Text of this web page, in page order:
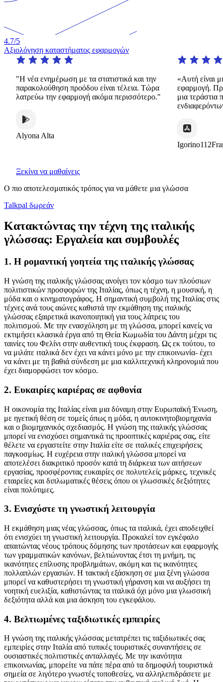
4.7/5
Αξιολόγηση καταστήματος εφαρμογών
"Η νέα ενημέρωση με τα στατιστικά και την
παρακολούθηση προόδου είναι τέλεια. Τώρα
λατρεύω την εφαρμογή ακόμα περισσότερο."
Alyona Alta
«Αυτή είναι μια
εφαρμογή.
μια τεράστια
ενδιαφερόντων
Igorino112France
Ξεκίνα να μαθαίνεις
Ο πιο αποτελεσματικός τρόπος για να μάθετε μια γλώσσα
Talkpal δωρεάν
Κατακτώντας την τέχνη της ιταλικής
γλώσσας: Εργαλεία και συμβουλές
1. Η ρομαντική γοητεία της ιταλικής γλώσσας
Η γνώση της ιταλικής γλώσσας ανοίγει τον κόσμο των πλούσιων
πολιτιστικών προσφορών της Ιταλίας, όπως η τέχνη, η μουσική, η
μόδα και ο κινηματογράφος. Η σημαντική συμβολή της Ιταλίας στις
τέχνες ανά τους αιώνες καθιστά την εκμάθηση της ιταλικής
γλώσσας εξαιρετικά ικανοποιητική για τους λάτρεις του
πολιτισμού. Με την ενασχόληση με τη γλώσσα, μπορεί κανείς να
εκτιμήσει κλασικά έργα από τη Θεία Κωμωδία του Δάντη μέχρι τις
ταινίες του Φελίνι στην αυθεντική τους έκφραση. Ως εκ τούτου, το
να μιλάτε ιταλικά δεν έχει να κάνει μόνο με την επικοινωνία- έχει
να κάνει με τη βαθιά σύνδεση με μια καλλιτεχνική κληρονομιά που
έχει διαμορφώσει τον κόσμο.
2. Ευκαιρίες καριέρας σε αφθονία
Η οικονομία της Ιταλίας είναι μια δύναμη στην Ευρωπαϊκή Ένωση,
με ηγετική θέση σε τομείς όπως η μόδα, η αυτοκινητοβιομηχανία
και ο βιομηχανικός σχεδιασμός. Η γνώση της ιταλικής γλώσσας
μπορεί να ενισχύσει σημαντικά τις προοπτικές καριέρας σας, είτε
θέλετε να εργαστείτε στην Ιταλία είτε σε ιταλικές επιχειρήσεις
παγκοσμίως. Η ευχέρεια στην ιταλική γλώσσα μπορεί να
αποτελέσει διακριτικό προσόν κατά τη διάρκεια των αιτήσεων
εργασίας, προσφέροντας ευκαιρίες σε πολυτελείς μάρκες, τεχνικές
εταιρείες και διπλωματικές θέσεις όπου οι γλωσσικές δεξιότητες
είναι πολύτιμες.
3. Ενισχύστε τη γνωστική λειτουργία
Η εκμάθηση μιας νέας γλώσσας, όπως τα ιταλικά, έχει αποδειχθεί
ότι ενισχύει τη γνωστική λειτουργία. Προκαλεί τον εγκέφαλο
απαιτώντας νέους τρόπους δόμησης των προτάσεων και εφαρμογής
των γραμματικών κανόνων, βελτιώνοντας έτσι τη μνήμη, τις
ικανότητες επίλυσης προβλημάτων, ακόμη και τις ικανότητες
πολλαπλών εργασιών. Η τακτική εξάσκηση σε μια ξένη γλώσσα
μπορεί να καθυστερήσει τη γνωστική γήρανση και να αυξήσει τη
νοητική ευελιξία, καθιστώντας τα ιταλικά όχι μόνο μια γλωσσική
δεξιότητα αλλά και μια άσκηση του εγκεφάλου.
4. Βελτιωμένες ταξιδιωτικές εμπειρίες
Η γνώση της ιταλικής γλώσσας μετατρέπει τις ταξιδιωτικές σας
εμπειρίες στην Ιταλία από τυπικές τουριστικές συναντήσεις σε
ουσιαστικές πολιτιστικές ανταλλαγές. Με την ικανότητα
επικοινωνίας, μπορείτε να πάτε πέρα από τα δημοφιλή τουριστικά
σημεία σε λιγότερο γνωστές τοποθεσίες, να αλληλεπιδράσετε με